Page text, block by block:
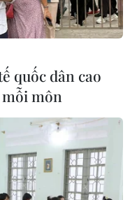
quốc dân cao
môn